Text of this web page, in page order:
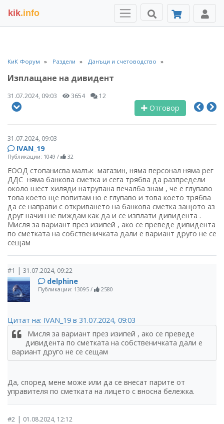
kik.info
КиК Форум Раздели Данъци и счетоводство
Изплащане на дивидент
31.07.2024, 09:03 3654 12
Отговор
31.07.2024, 09:03
IVAN_19
Публикации: 1049 / 32
ЕООД стопанисва малък магазин, няма персонал няма рег
ДДС няма банкова сметка и сега трябва да разпредели
около шест хиляди натрупана печалба знам , че е глупаво
това което ще попитам но е глупаво и това което трябва
да се направи с откриването на банкова сметка защото аз
друг начин не виждам как да и се изплати дивидента .
Мисля за вариант през изипей , ако се преведе дивидента
по сметката на собственичката дали е вариант друго не се
сещам
#1 | 31.07.2024, 09:22
delphine
Публикации: 13095 / 2580
Цитат на: IVAN_19 в 31.07.2024, 09:03
Мисля за вариант през изипей , ако се преведе
дивидента по сметката на собственичката дали е
вариант друго не се сещам
Да, според мене може или да се внесат парите от
управителя по сметката на лицето с вносна бележка.
#2 | 01.08.2024, 12:12